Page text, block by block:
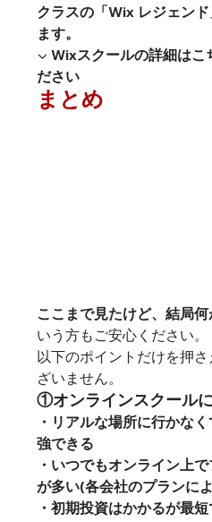
クラスの「Wix レジェン
ます。
▼ Wixスクールの詳細はこ
ださい
まとめ
ここまで見たけど、結局
いう方もご安心ください。
以下のポイントだけを押
ざいません。
①オンラインスクール
・リアルな場所に行かな
強できる
・いつでもオンライン上
が多い(各会社のプランに
・初期投資はかかるが最